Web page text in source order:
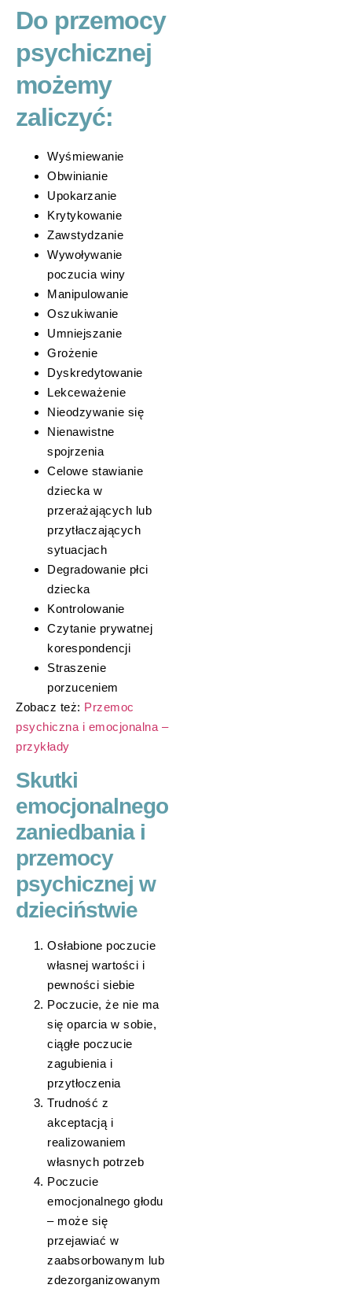
Do przemocy
psychicznej
możemy
zaliczyć:
Wyśmiewanie
Obwinianie
Upokarzanie
Krytykowanie
Zawstydzanie
Wywoływanie
poczucia winy
Manipulowanie
Oszukiwanie
Umniejszanie
Grożenie
Dyskredytowanie
Lekceważenie
Nieodzywanie się
Nienawistne
spojrzenia
Celowe stawianie
dziecka w
przerażających lub
przytłaczających
sytuacjach
Degradowanie płci
dziecka
Kontrolowanie
Czytanie prywatnej
korespondencji
Straszenie
porzuceniem
Zobacz też: Przemoc
psychiczna i emocjonalna –
przykłady
Skutki
emocjonalnego
zaniedbania i
przemocy
psychicznej w
dzieciństwie
Osłabione poczucie
własnej wartości i
pewności siebie
Poczucie, że nie ma
się oparcia w sobie,
ciągłe poczucie
zagubienia i
przytłoczenia
Trudność z
akceptacją i
realizowaniem
własnych potrzeb
Poczucie
emocjonalnego głodu
– może się
przejawiać w
zaabsorbowanym lub
zdezorganizowanym